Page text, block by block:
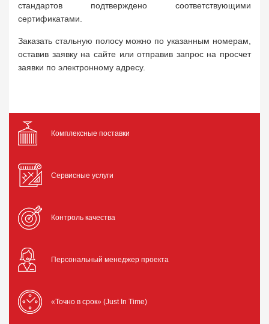
стандартов подтверждено соответствующими
сертификатами.
Заказать стальную полосу можно по указанным номерам,
оставив заявку на сайте или отправив запрос на просчет
заявки по электронному адресу.
Комплексные поставки
Сервисные услуги
Контроль качества
Персональный менеджер проекта
«Точно в срок» (Just In Time)